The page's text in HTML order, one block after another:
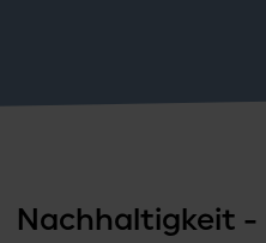
Nachhaltigkeit -